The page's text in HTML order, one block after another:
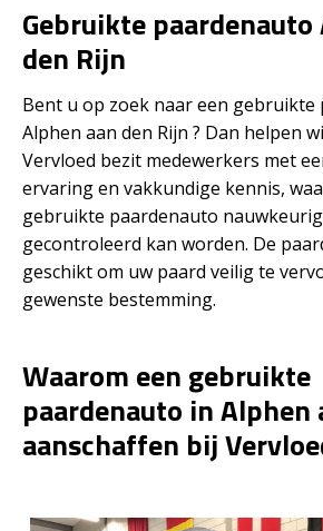
Gebruikte paardenauto
den Rijn
Bent u op zoek naar een gebruikte
Alphen aan den Rijn ? Dan helpen
Vervloed bezit medewerkers met
ervaring en vakkundige kennis,
gebruikte paardenauto
gecontroleerd kan worden. De
geschikt om uw paard veilig te
gewenste bestemming.
Waarom een gebruikte
paardenauto in Alphen
aanschaffen bij